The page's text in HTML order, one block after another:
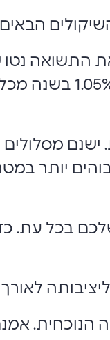
התשואה נטו
השוואה בין הקופות היא קריטית. דמי הניהול המירביים
מסלולים
יותר
בכל עת.
לאורך
הנוכחית.